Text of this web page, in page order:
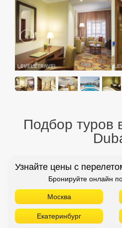
Подбор туров
Узнайте цены с
Бронируйте онлайн
Москва
Екатеринбург